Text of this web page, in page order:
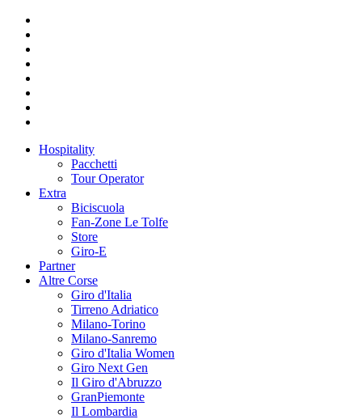
Hospitality
Pacchetti
Tour Operator
Extra
Biciscuola
Fan-Zone Le Tolfe
Store
Giro-E
Partner
Altre Corse
Giro d'Italia
Tirreno Adriatico
Milano-Torino
Milano-Sanremo
Giro d'Italia Women
Giro Next Gen
Il Giro d'Abruzzo
GranPiemonte
Il Lombardia